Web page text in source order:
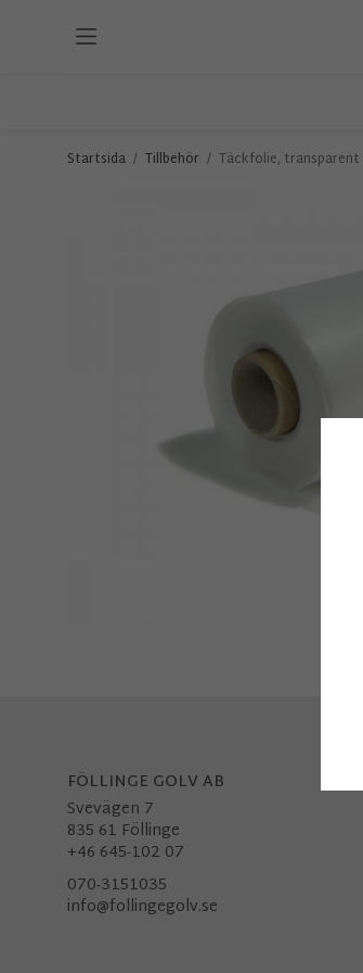
Startsida / Tillbehör / Täckfolie, transparent
FÖLLINGE GOLV AB
Svevägen 7
835 61 Föllinge
+46 645-102 07
070-3151035
info@follingegolv.se